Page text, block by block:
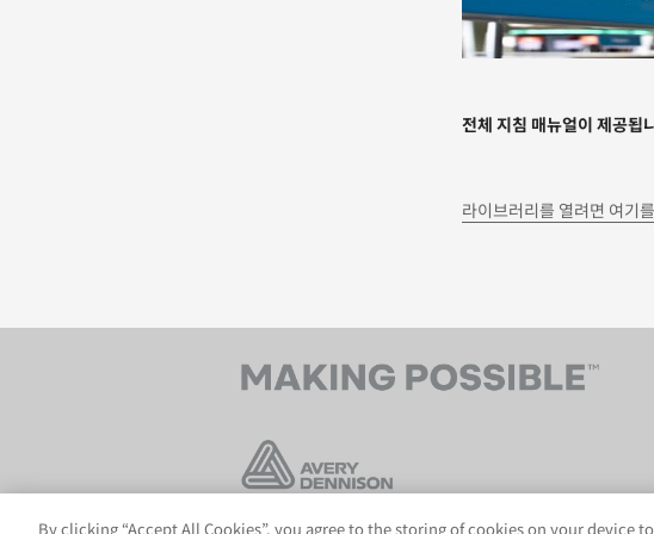
전체 지침 매뉴얼이 제공됩
라이브러리를 열려면 여기
©2026 Avery Dennison Corporation. All Rights Reserved.
By clicking “Accept All Cookies”, you agree to the storing of cookies on your device